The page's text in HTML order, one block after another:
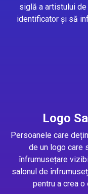
siglă a artistului
identificator și să
Logo
Persoanele care
de un logo care
înfrumusețare
salonul de
pentru a crea